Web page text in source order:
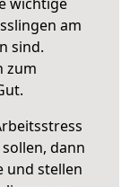
am
sind.
zum
dann
und stellen